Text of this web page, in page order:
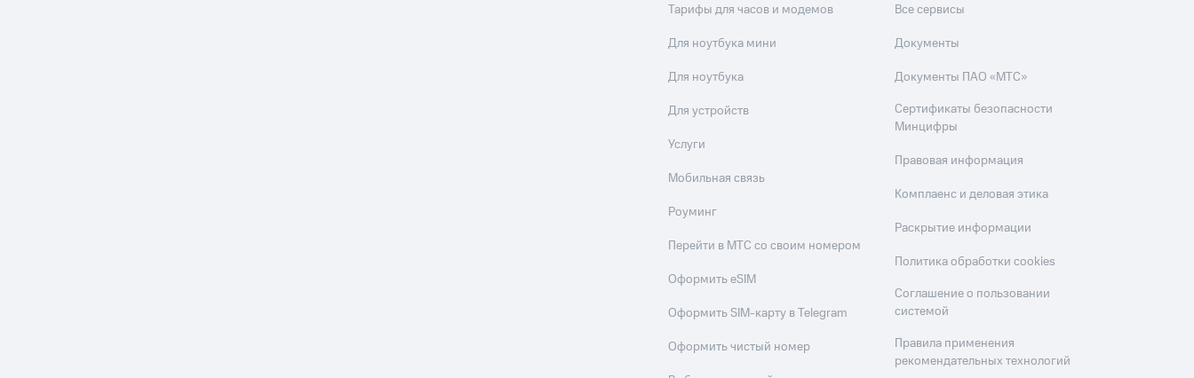
Тарифы для часов и модемов
Для ноутбука мини
Для ноутбука
Для устройств
Услуги
Мобильная связь
Роуминг
Перейти в МТС со своим номером
Оформить eSIM
Оформить SIM-карту в Telegram
Оформить чистый номер
Все сервисы
Документы
Документы ПАО «МТС»
Сертификаты безопасности
Минцифры
Правовая информация
Комплаенс и деловая этика
Раскрытие информации
Политика обработки cookies
Соглашение о пользовании
системой
Правила применения
рекомендательных технологий